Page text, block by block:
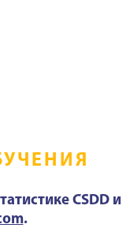
CSDD и
.